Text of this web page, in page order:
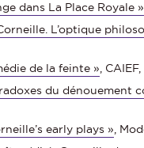
dans La Place Royale »
L’optique
de la feinte » ,
du dénouement
early plays » ,